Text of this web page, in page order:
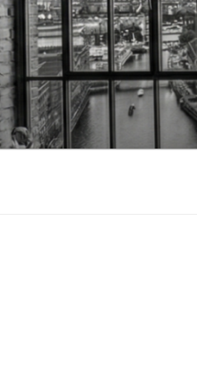
Zum
Inhalt
springen